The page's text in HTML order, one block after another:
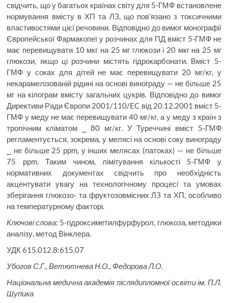
свідчить, що у багатьох країнах світу для 5-ГМФ встановлене
нормування вмісту в ХП та ЛЗ, що пов’язано з токсичними
властивостями цієї речовини. Відповідно до вимог монографії
Європейської Фармакопеї у розчинах для ПД вміст 5-ГМФ не
має перевищувати 10 мкг на 25 мг глюкози і 20 мкг на 25 мг
глюкози, якщо ці розчини містять гідрокарбонати. Вміст 5-
ГМФ у соках для дітей не має перевищувати 20 мг/кг, у
некарамелізованій рідині на основі винограду — не більше 25
мг на кілограм вмісту загальних цукрів. Відповідно до вимог
Директиви Ради Європи 2001/110/EC від 20.12.2001 вміст 5-
ГМФ у меду не має перевищувати 40 мг/кг, а у меду з країн з
тропічним кліматом ⎯ 80 мг/кг. У Туреччині вміст 5-ГМФ
регламентується, зокрема, у мелясі на основі соку винограду
⎯ не більше 25 ppm, у інших мелясах (патоках) — не більше
75 ppm. Таким чином, лімітування кількості 5-ГМФ у
нормативних документах свідчить про необхідність
акцентувати увагу на технологічному процесі та умовах
зберігання глюкозо- та фруктозовмісних ЛЗ та ХП, особливо
на температурному факторі.
Ключові слова: 5-гідроксиметилфурфурол, глюкоза, методики
аналізу, метод Вінклера.
УДК 615.012.8:615.07
Убогов С.Г., Ветютнева Н.О., Федорова Л.О.
Національна медична академія післядипломної освіти ім. П.Л.
Шупика